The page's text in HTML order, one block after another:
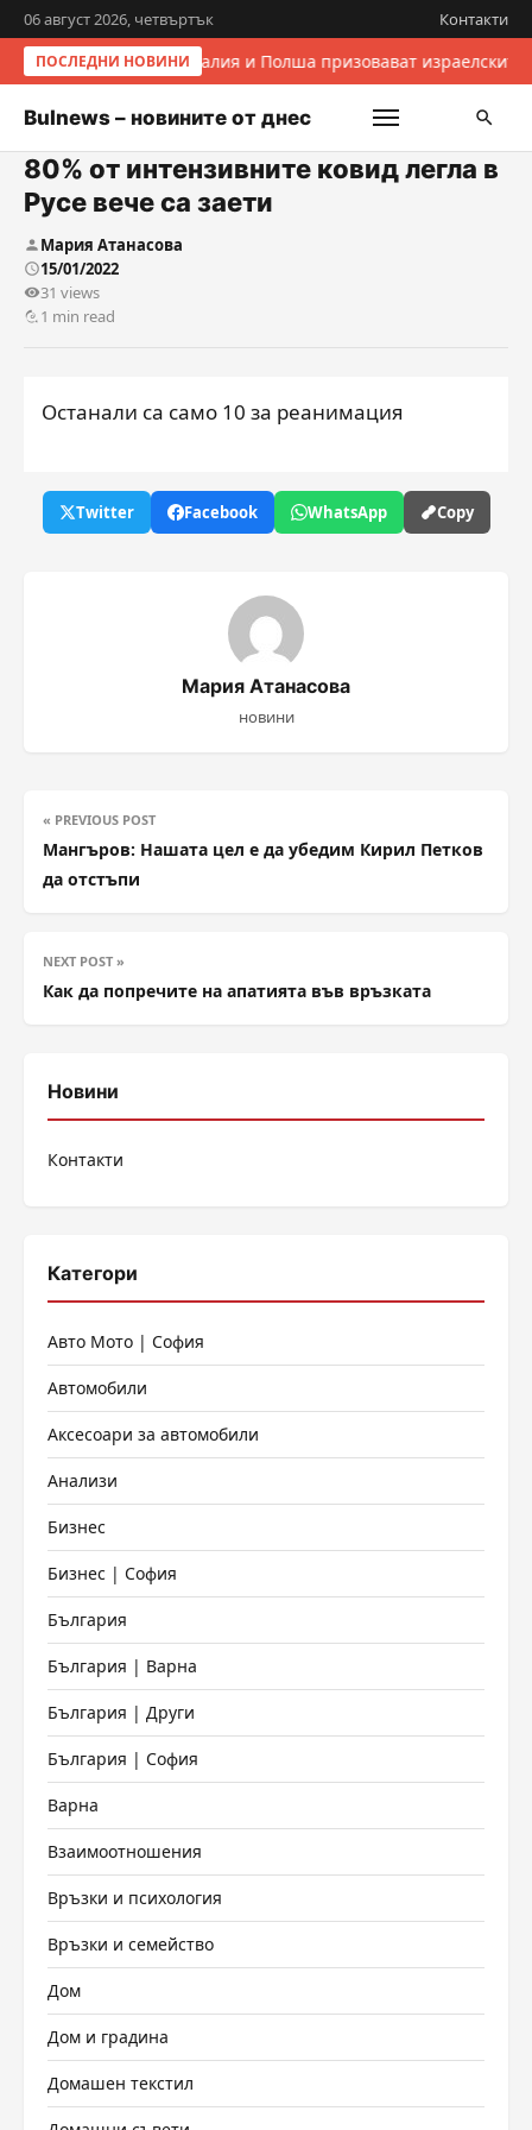
06 август 2026, четвъртък Контакти
ПОСЛЕДНИ НОВИНИИталия и Полша призовават
Bulnews – новините от днес
80% от интензивните ковид легла в
Русе вече са заети
Мария Атанасова
15/01/2022
31 views
1 min read
Останали са само 10 за реанимация
Twitter Facebook WhatsApp Copy
Мария Атанасова
новини
« PREVIOUS POST
Мангъров: Нашата цел е да убедим Кирил Петков
да отстъпи
NEXT POST »
Как да попречите на апатията във връзката
Новини
Контакти
Категори
Авто Мото | София
Автомобили
Аксесоари за автомобили
Анализи
Бизнес
Бизнес | София
България
България | Варна
България | Други
България | София
Варна
Взаимоотношения
Връзки и психология
Връзки и семейство
Дом
Дом и градина
Домашен текстил